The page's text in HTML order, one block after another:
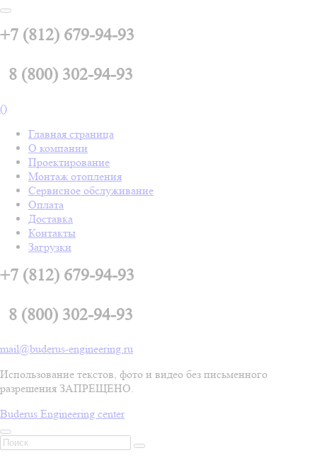
+7 (812) 679-94-93
8 (800) 302-94-93
()
Главная страница
О компании
Проектирование
Монтаж отопления
Сервисное обслуживание
Оплата
Доставка
Контакты
Загрузки
+7 (812) 679-94-93
8 (800) 302-94-93
mail@buderus-engineering.ru
Использование текстов, фото и видео без письменного
разрешения ЗАПРЕЩЕНО.
Buderus Engineering center